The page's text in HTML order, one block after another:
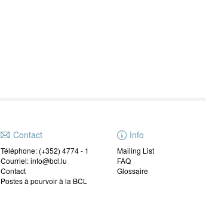
Contact
Téléphone: (+352) 4774 - 1
Courriel: info@bcl.lu
Contact
Postes à pourvoir à la BCL
Info
Mailing List
FAQ
Glossaire